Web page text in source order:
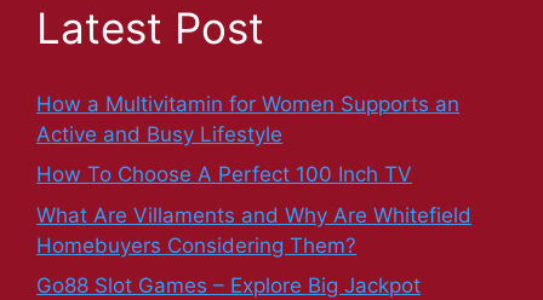
Latest Post
How a Multivitamin for Women Supports an
Active and Busy Lifestyle
How To Choose A Perfect 100 Inch TV
What Are Villaments and Why Are Whitefield
Homebuyers Considering Them?
Go88 Slot Games – Explore Big Jackpot